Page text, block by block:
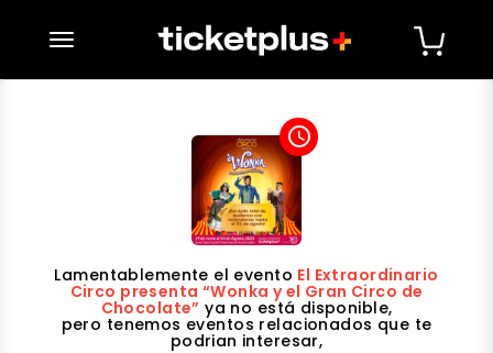
desplegar navegación
access_time
Lamentablemente el evento El Extraordinario
Circo presenta “Wonka y el Gran Circo de
Chocolate” ya no está disponible,
pero tenemos eventos relacionados que te
podrian interesar,